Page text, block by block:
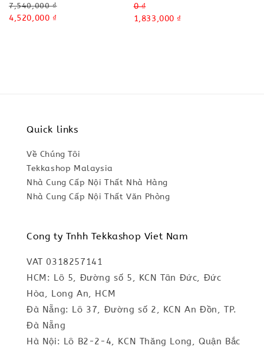
Regular
price
7,540,000 ₫
Sale
4,520,000 ₫
Regular
price
0 ₫
Sale
1,833,000 ₫
Quick links
Về Chúng Tôi
Tekkashop Malaysia
Nhà Cung Cấp Nội Thất Nhà Hàng
Nhà Cung Cấp Nội Thất Văn Phòng
Cong ty Tnhh Tekkashop Viet Nam
VAT 0318257141
HCM: Lô 5, Đường số 5, KCN Tân Đức, Đức
Hòa, Long An, HCM
Đà Nẵng: Lô 37, Đường số 2, KCN An Đồn, TP.
Đà Nẵng
Hà Nội: Lô B2-2-4, KCN Thăng Long, Quận Bắc